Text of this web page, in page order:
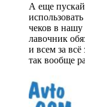
А еще
чеков в
лавочник
и всем за
так вообще